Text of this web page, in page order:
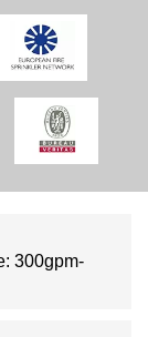
300gpm-